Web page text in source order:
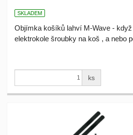
SKLADEM
Objímka košíků lahví M-Wave -
elektrokole šroubky na koš , a nebo
ks